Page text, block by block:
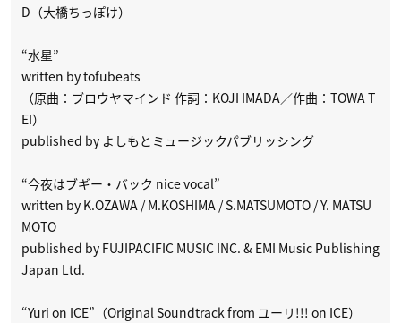
D（大橋ちっぽけ）
“水星”
written by tofubeats
（原曲：ブロウヤマインド 作詞：KOJI IMADA／作曲：TOWA T
EI）
published by よしもとミュージックパブリッシング
“今夜はブギー・バック nice vocal”
written by K.OZAWA / M.KOSHIMA / S.MATSUMOTO / Y. MATSU
MOTO
published by FUJIPACIFIC MUSIC INC. & EMI Music Publishing
Japan Ltd.
“Yuri on ICE”（Original Soundtrack from ユーリ!!! on ICE）